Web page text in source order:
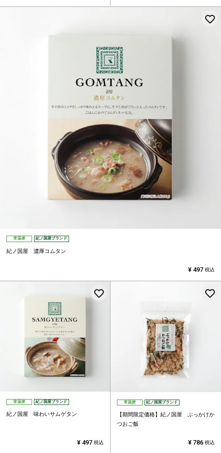
常温便 紀ノ国屋ブランド
紀ノ国屋 濃厚コムタン
¥ 497 税込
常温便 紀ノ国屋ブランド
紀ノ国屋 味わいサムゲタン
¥ 497 税込
常温便 紀ノ国屋ブランド
【期間限定価格】紀ノ国屋 ぶっかけか
つおご飯
¥ 786 税込